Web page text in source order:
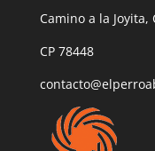
Camino a la Joyita,
CP 78448